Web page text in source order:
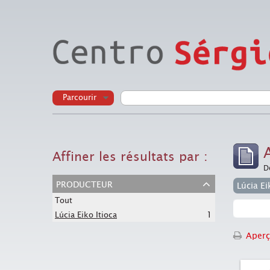
Parcourir
Affiner les résultats par :
producteur
Tout
Lúcia Eiko Itioca
1
Lúcia